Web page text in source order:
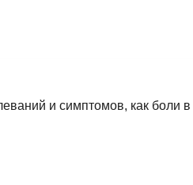
и симптомов, как боли